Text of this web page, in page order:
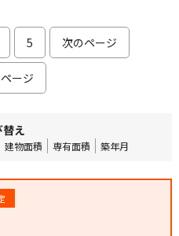
5 次のページ
ージ
え
建物面積 専有面積 築年月